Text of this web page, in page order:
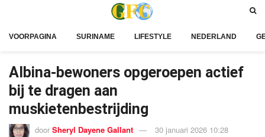
VOORPAGINA SURINAME LIFESTYLE NEDERLAND
Albina-bewoners opgeroepen actief
bij te dragen aan
muskietenbestrijding
door Sheryl Dayene Gallant
30 januari 2026 10:28